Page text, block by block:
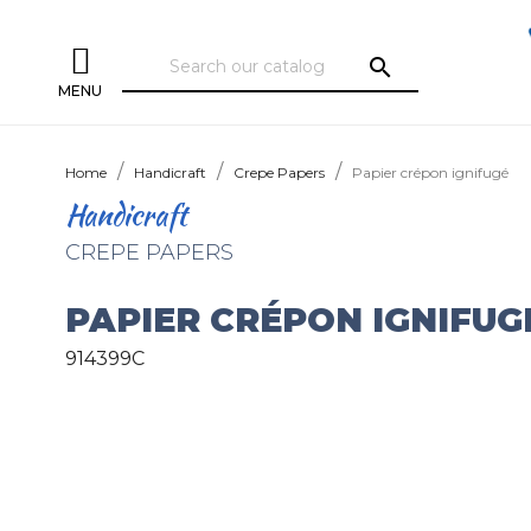
MENU
search
Home Handicraft Crepe Papers Papier crépon ignifugé
Handicraft
CREPE PAPERS
PAPIER CRÉPON
914399C